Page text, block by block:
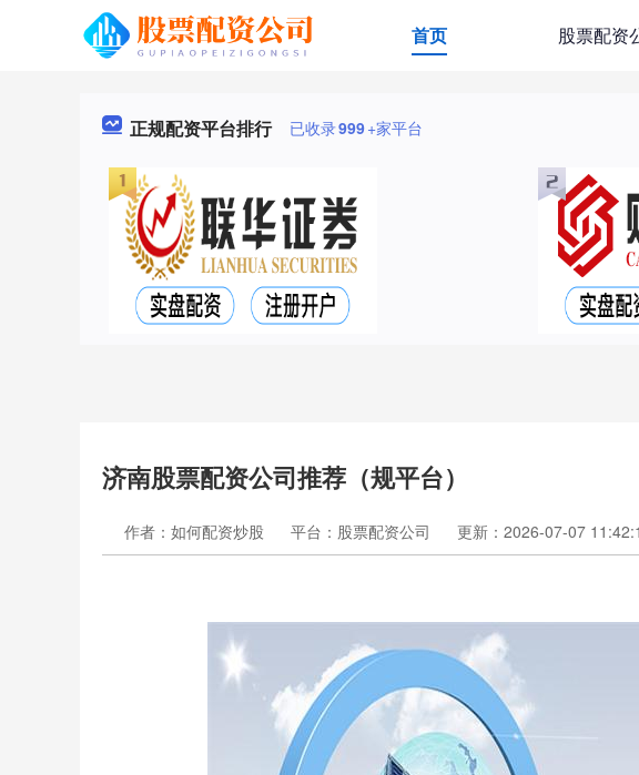
首页 股票配资
正规配资平台排行 已收录999+家平台
济南股票配资公司推荐（规平台）
作者：如何配资炒股 平台：股票配资公司 更新：2026-07-07